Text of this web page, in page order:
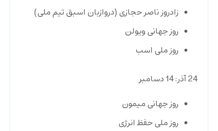
زادروز ناصر حجازی (دروازبان اسبق تیم ملی)
روز جهانی ویولن
روز ملی اسب
24 آذر: 14 دسامبر
روز جهانی میمون
روز ملی حفظ انرژی